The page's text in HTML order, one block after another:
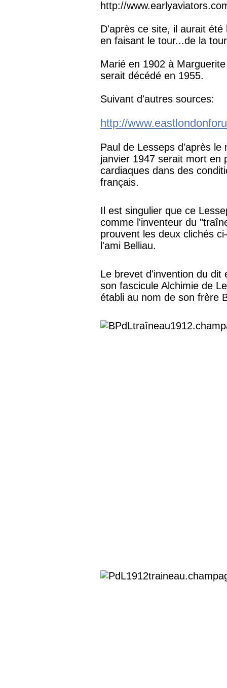
http://
D'après ce site, il aurait
en faisant le tour...de la
Marié en 1902 à
serait décédé en 1955.
Suivant d'autres sources:
http://
Paul de Lesseps d'après le
janvier 1947 serait mort en
cardiaques dans des
français.
Il est singulier que ce
comme l'inventeur du
prouvent les deux clichés
l'ami Belliau.
Le brevet d'invention du dit
son fascicule Alchimie de
établi au nom de son frère